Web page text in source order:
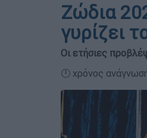
Ζώδια
γυρίζει
Οι ετήσιες
🕛 χρόνος